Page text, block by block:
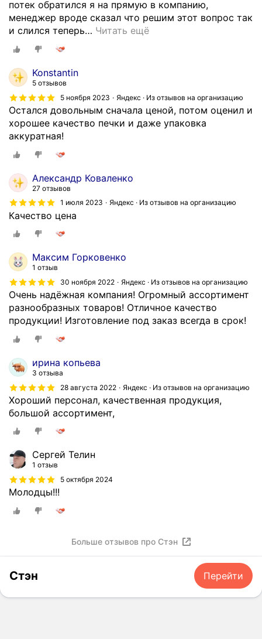
потек обратился я на прямую в компанию,
менеджер вроде сказал что решим этот вопрос так
и слился теперь… Читать ещё
Konstantin
5 отзывов
5 ноября 2023
Яндекс · Из отзывов на организацию
Остался довольным сначала ценой, потом оценил и
хорошее качество печки и даже упаковка
аккуратная!
Александр Коваленко
27 отзывов
1 июля 2023
Яндекс · Из отзывов на организацию
Качество цена
Максим Горковенко
1 отзыв
30 ноября 2022
Яндекс · Из отзывов на организацию
Очень надёжная компания! Огромный ассортимент
разнообразных товаров! Отличное качество
продукции! Изготовление под заказ всегда в срок!
ирина копьева
3 отзыва
28 августа 2022
Яндекс · Из отзывов на организацию
Хороший персонал, качественная продукция,
большой ассортимент,
Сергей Телин
1 отзыв
5 октября 2024
Молодцы!!!
Больше отзывов про Стэн
Стэн Перейти